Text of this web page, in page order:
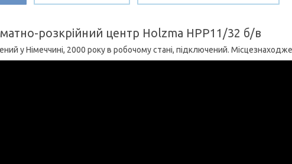
розкрійний центр Holzma HPP11/32 б/в
у Німеччині, 2000 року в робочому стані, підключений.